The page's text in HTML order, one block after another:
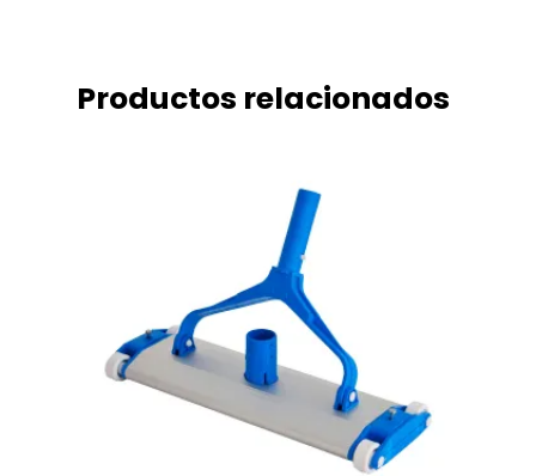
Productos relacionados